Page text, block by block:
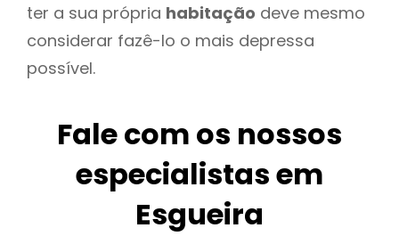
ter a sua própria habitação deve mesmo
considerar fazê-lo o mais depressa
possível.
Fale com os nossos
especialistas em
Esgueira